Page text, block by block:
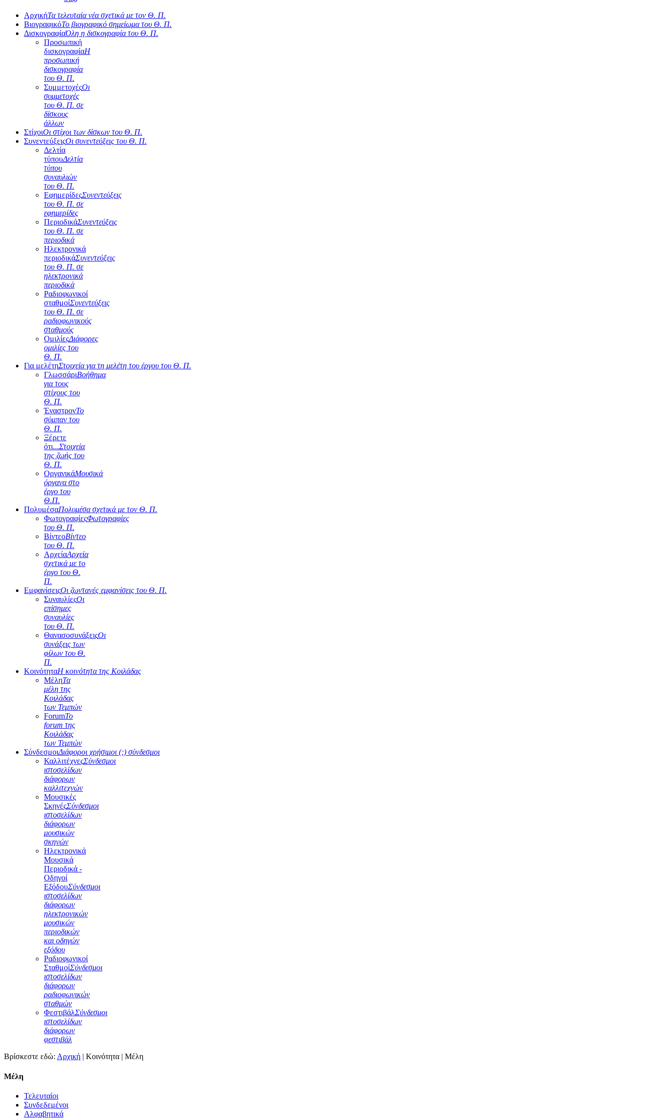
ΑρχικήΤα τελευταία νέα σχετικά με τον Θ. Π.
ΒιογραφικόΤο βιογραφικό σημείωμα του Θ. Π.
ΔισκογραφίαΌλη η δισκογραφία του Θ. Π.
Προσωπική
δισκογραφίαΗ
προσωπική
δισκογραφία
του Θ. Π.
ΣυμμετοχέςΟι
συμμετοχές
του Θ. Π. σε
δίσκους
άλλων
ΣτίχοιΟι στίχοι των δίσκων του Θ. Π.
ΣυνεντεύξειςΟι συνεντεύξεις του Θ. Π.
Δελτία
τύπουΔελτία
τύπου
συναυλιών
του Θ. Π.
ΕφημερίδεςΣυνεντεύξεις
του Θ. Π. σε
εφημερίδες
ΠεριοδικάΣυνεντεύξεις
του Θ. Π. σε
περιοδικά
Ηλεκτρονικά
περιοδικάΣυνεντεύξεις
του Θ. Π. σε
ηλεκτρονικά
περιοδικά
Ραδιοφωνικοί
σταθμοίΣυνεντεύξεις
του Θ. Π. σε
ραδιοφωνικούς
σταθμούς
ΟμιλίεςΔιάφορες
ομιλίες του
Θ. Π.
Για μελέτηΣτοιχεία για τη μελέτη του έργου του Θ. Π.
ΓλωσσάριΒοήθημα
για τους
στίχους του
Θ. Π.
ΈναστρονΤο
σύμπαν του
Θ. Π.
Ξέρετε
ότι...Στοιχεία
της ζωής του
Θ. Π.
ΟργανικάΜουσικά
όργανα στο
έργο του
Θ.Π.
ΠολυμέσαΠολυμέσα σχετικά με τον Θ. Π.
ΦωτογραφίεςΦωτογραφίες
του Θ. Π.
ΒίντεοΒίντεο
του Θ. Π.
ΑρχείαΑρχεία
σχετικά με το
έργο του Θ.
Π.
ΕμφανίσειςΟι ζωντανές εμφανίσεις του Θ. Π.
ΣυναυλίεςΟι
επίσημες
συναυλίες
του Θ. Π.
ΘανασοσυνάξειςΟι
συνάξεις των
φίλων του Θ.
Π.
ΚοινότηταΗ κοινότητα της Κοιλάδας
ΜέληΤα
μέλη της
Κοιλάδας
των Τεμπών
ForumΤο
forum της
Κοιλάδας
των Τεμπών
ΣύνδεσμοιΔιάφοροι χρήσιμοι (;) σύνδεσμοι
ΚαλλιτέχνεςΣύνδεσμοι
ιστοσελίδων
διάφορων
καλλιτεχνών
Μουσικές
ΣκηνέςΣύνδεσμοι
ιστοσελίδων
διάφορων
μουσικών
σκηνών
Ηλεκτρονικά
Μουσικά
Περιοδικά -
Οδηγοί
ΕξόδουΣύνδεσμοι
ιστοσελίδων
διάφορων
ηλεκτρονικών
μουσικών
περιοδικών
και οδηγών
εξόδου
Ραδιοφωνικοί
ΣταθμοίΣύνδεσμοι
ιστοσελίδων
διάφορων
ραδιοφωνικών
σταθμών
ΦεστιβάλΣύνδεσμοι
ιστοσελίδων
διάφορων
φεστιβάλ
Βρίσκεστε εδώ: Αρχική | Κοινότητα | Μέλη
Μέλη
Τελευταίοι
Συνδεδεμένοι
Αλφαβητικά